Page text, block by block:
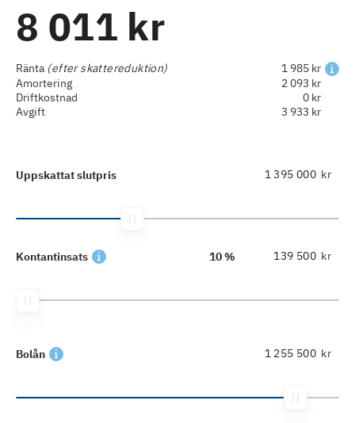
8 011 kr
Ränta (efter skattereduktion)
1 985 kr
Amortering
2 093 kr
Driftkostnad
0 kr
Avgift
3 933 kr
Uppskattat slutpris kr
Kontantinsats 10 % kr
Bolån kr